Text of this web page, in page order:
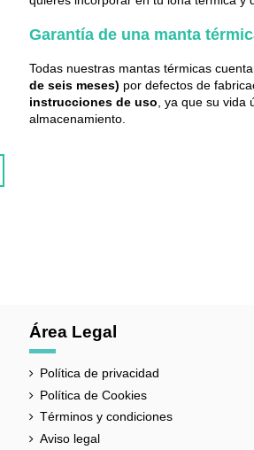
Garantía de una manta
Todas nuestras mantas térmicas
de seis meses) por defectos de
instrucciones de uso, ya que su vida
almacenamiento.
España
ACUABUBBLE
Azul
400-500-700-800
Área Legal
Política de privacidad
Política de Cookies
Términos y condiciones
Aviso legal